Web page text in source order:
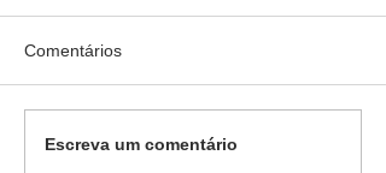
Comentários
Escreva um comentário